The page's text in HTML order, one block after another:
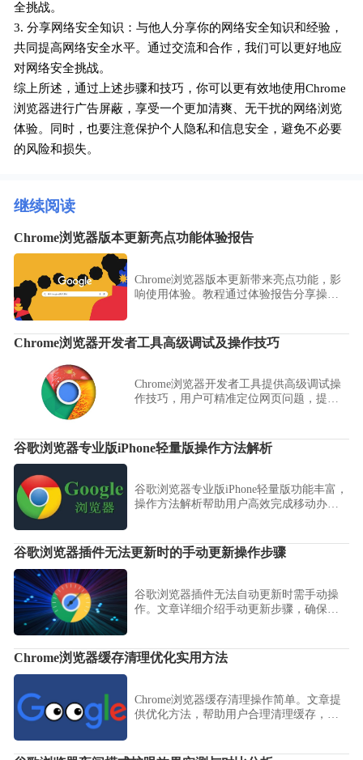
全挑战。
3. 分享网络安全知识：与他人分享你的网络安全知识和经验，
共同提高网络安全水平。通过交流和合作，我们可以更好地应
对网络安全挑战。
综上所述，通过上述步骤和技巧，你可以更有效地使用Chrome
浏览器进行广告屏蔽，享受一个更加清爽、无干扰的网络浏览
体验。同时，也要注意保护个人隐私和信息安全，避免不必要
的风险和损失。
继续阅读
Chrome浏览器版本更新亮点功能体验报告
Chrome浏览器版本更新带来亮点功能，影
响使用体验。教程通过体验报告分享操作
Chrome浏览器开发者工具高级调试及操作技巧
Chrome浏览器开发者工具提供高级调试操
作技巧，用户可精准定位网页问题，提高
谷歌浏览器专业版iPhone轻量版操作方法解析
谷歌浏览器专业版iPhone轻量版功能丰富，
操作方法解析帮助用户高效完成移动办公
谷歌浏览器插件无法更新时的手动更新操作步骤
谷歌浏览器插件无法自动更新时需手动操
作。文章详细介绍手动更新步骤，确保插
Chrome浏览器缓存清理优化实用方法
Chrome浏览器缓存清理操作简单。文章提
供优化方法，帮助用户合理清理缓存，提